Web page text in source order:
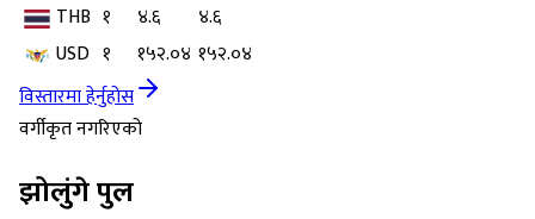
THB १ ४.६
४.६
USD १ १५२.०४ १५२.०४
विस्तारमा हेर्नुहोस
वर्गीकृत नगरिएको
झोलुंगे पुल